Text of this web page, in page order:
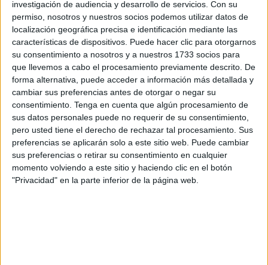
investigación de audiencia y desarrollo de servicios. Con su
permiso, nosotros y nuestros socios podemos utilizar datos de
localización geográfica precisa e identificación mediante las
características de dispositivos. Puede hacer clic para otorgarnos
su consentimiento a nosotros y a nuestros 1733 socios para
que llevemos a cabo el procesamiento previamente descrito. De
forma alternativa, puede acceder a información más detallada y
cambiar sus preferencias antes de otorgar o negar su
consentimiento. Tenga en cuenta que algún procesamiento de
sus datos personales puede no requerir de su consentimiento,
pero usted tiene el derecho de rechazar tal procesamiento. Sus
preferencias se aplicarán solo a este sitio web. Puede cambiar
sus preferencias o retirar su consentimiento en cualquier
momento volviendo a este sitio y haciendo clic en el botón
"Privacidad" en la parte inferior de la página web.
Una dama legionaria natural de Los Barrios que ingresó
siendo una niña a sus 19 años y que a sus 33 considera a
La Legión como una “verdadera familia”. Ahora mismo es
la única mujer en su grupo, pero en sus trece años dentro
de La Legión ha tenido a varias mujeres a su cargo.
La sargentomelillenseAna Belén Álvarez Gallego a sus
32 años es Jefe de Pieza de la Primera Batería de
Cañones del Grupo de Artillería de Campaña del RAMIX-
30 y es lo más grande que le ha pasado en la vida. Pero
los comienzos reconoce que fueron “duros, difíciles y de
mucho trabajo”. Aún así los años que le quedan de
servicio seguirá en Artillería, pero no sabe si en Ceuta,